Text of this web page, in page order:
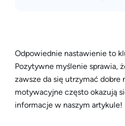
Odpowiednie nastawienie to
Pozytywne myślenie sprawia,
zawsze da się utrzymać
motywacyjne często okazują
informacje w naszym artykule!